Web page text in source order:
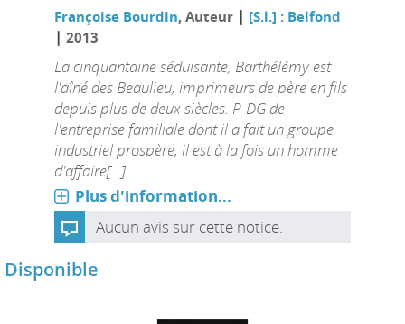
Françoise Bourdin, Auteur | [S.l.] : Belfond
| 2013
La cinquantaine séduisante, Barthélémy est
l'aîné des Beaulieu, imprimeurs de père en fils
depuis plus de deux siècles. P-DG de
l'entreprise familiale dont il a fait un groupe
industriel prospère, il est à la fois un homme
d'affaire[...]
Plus d'information...
Aucun avis sur cette notice.
Disponible